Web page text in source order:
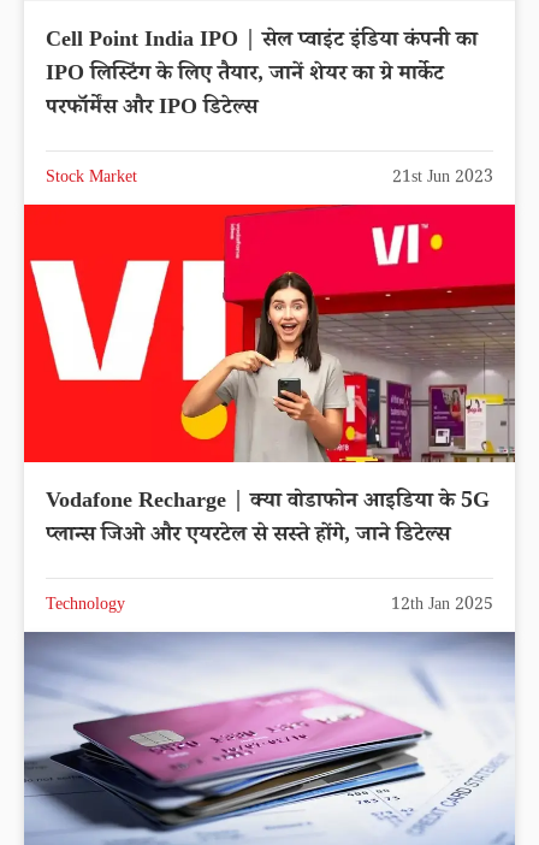
Cell Point India IPO | सेल प्वाइंट इंडिया कंपनी का
IPO लिस्टिंग के लिए तैयार, जानें शेयर का ग्रे मार्केट
परफॉर्मेंस और IPO डिटेल्स
Stock Market 21st Jun 2023
Vodafone Recharge | क्या वोडाफोन आइडिया के 5G
प्लान्स जिओ और एयरटेल से सस्ते होंगे, जाने डिटेल्स
Technology 12th Jan 2025